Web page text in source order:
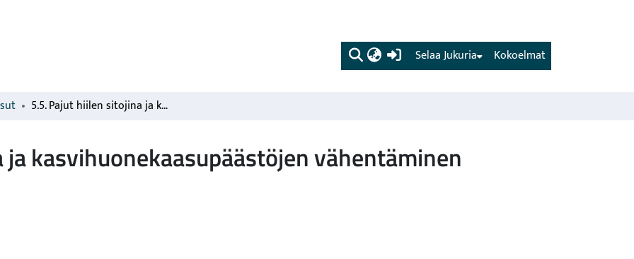
(current) Kokoelmat
Selaa Jukuria
5.5. Pajut hiilen sitojina ja kasvihuonekaasupäästöjen vähentäminen turvemailla
kasvihuonekaasupäästöjen vähentäminen